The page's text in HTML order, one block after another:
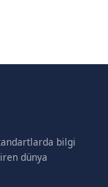
bilgi
dünya